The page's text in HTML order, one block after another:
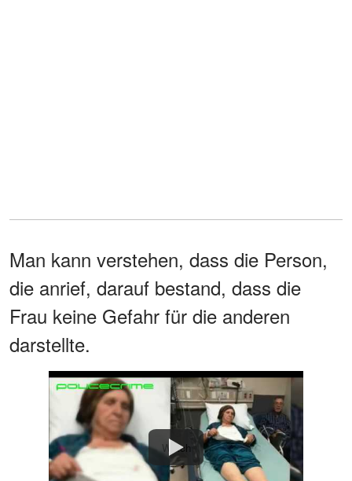
Man kann verstehen, dass die Person,
die anrief, darauf bestand, dass die
Frau keine Gefahr für die anderen
darstellte.
Watch